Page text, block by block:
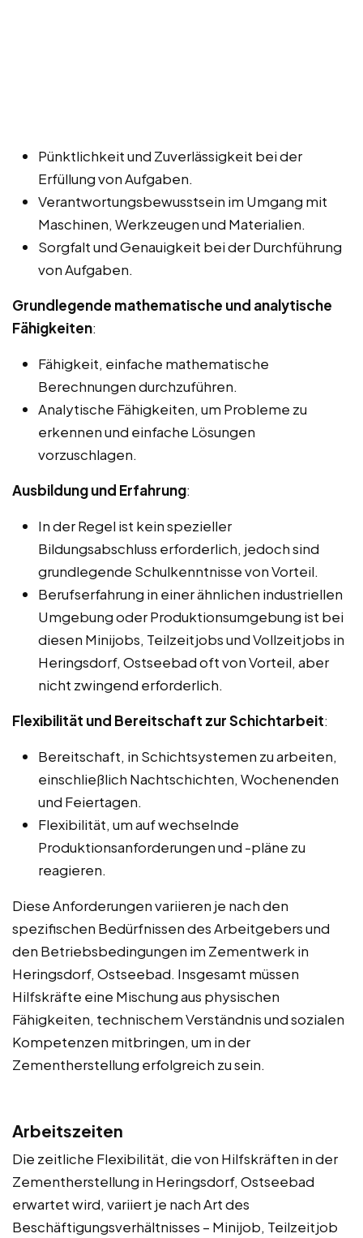
Pünktlichkeit und Zuverlässigkeit bei der
Erfüllung von Aufgaben.
Verantwortungsbewusstsein im Umgang mit
Maschinen, Werkzeugen und Materialien.
Sorgfalt und Genauigkeit bei der Durchführung
von Aufgaben.
Grundlegende mathematische und analytische
Fähigkeiten:
Fähigkeit, einfache mathematische
Berechnungen durchzuführen.
Analytische Fähigkeiten, um Probleme zu
erkennen und einfache Lösungen
vorzuschlagen.
Ausbildung und Erfahrung:
In der Regel ist kein spezieller
Bildungsabschluss erforderlich, jedoch sind
grundlegende Schulkenntnisse von Vorteil.
Berufserfahrung in einer ähnlichen industriellen
Umgebung oder Produktionsumgebung ist bei
diesen Minijobs, Teilzeitjobs und Vollzeitjobs in
Heringsdorf, Ostseebad oft von Vorteil, aber
nicht zwingend erforderlich.
Flexibilität und Bereitschaft zur Schichtarbeit:
Bereitschaft, in Schichtsystemen zu arbeiten,
einschließlich Nachtschichten, Wochenenden
und Feiertagen.
Flexibilität, um auf wechselnde
Produktionsanforderungen und -pläne zu
reagieren.
Diese Anforderungen variieren je nach den
spezifischen Bedürfnissen des Arbeitgebers und
den Betriebsbedingungen im Zementwerk in
Heringsdorf, Ostseebad. Insgesamt müssen
Hilfskräfte eine Mischung aus physischen
Fähigkeiten, technischem Verständnis und sozialen
Kompetenzen mitbringen, um in der
Zementherstellung erfolgreich zu sein.
Arbeitszeiten
Die zeitliche Flexibilität, die von Hilfskräften in der
Zementherstellung in Heringsdorf, Ostseebad
erwartet wird, variiert je nach Art des
Beschäftigungsverhältnisses – Minijob, Teilzeitjob